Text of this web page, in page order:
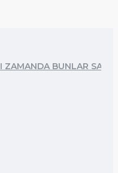
ZAMANDA BUNLAR